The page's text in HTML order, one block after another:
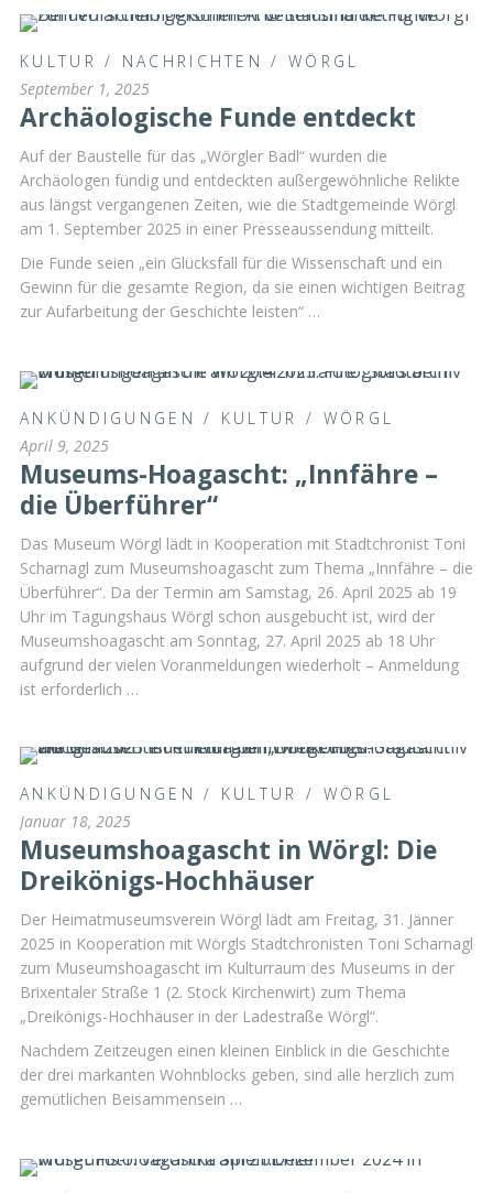
KULTUR / NACHRICHTEN /WÖRGL
September 1, 2025
Archäologische Funde entdeckt
Auf der Baustelle für das „Wörgler Badl“ wurden die
Archäologen fündig und entdeckten außergewöhnliche Relikte
aus längst vergangenen Zeiten, wie die Stadtgemeinde Wörgl
am 1. September 2025 in einer Presseaussendung mitteilt.
Die Funde seien „ein Glücksfall für die Wissenschaft und ein
Gewinn für die gesamte Region, da sie einen wichtigen Beitrag
zur Aufarbeitung der Geschichte leisten“ …
ANKÜNDIGUNGEN / KULTUR / WÖRGL
April 9, 2025
Museums-Hoagascht: „Innfähre –
die Überführer“
Das Museum Wörgl lädt in Kooperation mit Stadtchronist Toni
Scharnagl zum Museumshoagascht zum Thema „Innfähre – die
Überführer“. Da der Termin am Samstag, 26. April 2025 ab 19
Uhr im Tagungshaus Wörgl schon ausgebucht ist, wird der
Museumshoagascht am Sonntag, 27. April 2025 ab 18 Uhr
aufgrund der vielen Voranmeldungen wiederholt – Anmeldung
ist erforderlich …
ANKÜNDIGUNGEN / KULTUR / WÖRGL
Januar 18, 2025
Museumshoagascht in Wörgl: Die
Dreikönigs-Hochhäuser
Der Heimatmuseumsverein Wörgl lädt am Freitag, 31. Jänner
2025 in Kooperation mit Wörgls Stadtchronisten Toni Scharnagl
zum Museumshoagascht im Kulturraum des Museums in der
Brixentaler Straße 1 (2. Stock Kirchenwirt) zum Thema
„Dreikönigs-Hochhäuser in der Ladestraße Wörgl“.
Nachdem Zeitzeugen einen kleinen Einblick in die Geschichte
der drei markanten Wohnblocks geben, sind alle herzlich zum
gemütlichen Beisammensein …